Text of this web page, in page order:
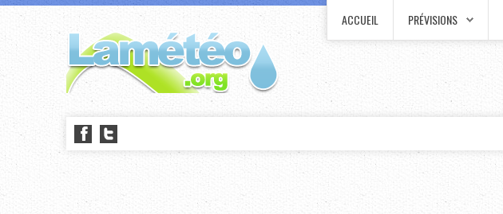
ACCUEIL PRÉVISIONS